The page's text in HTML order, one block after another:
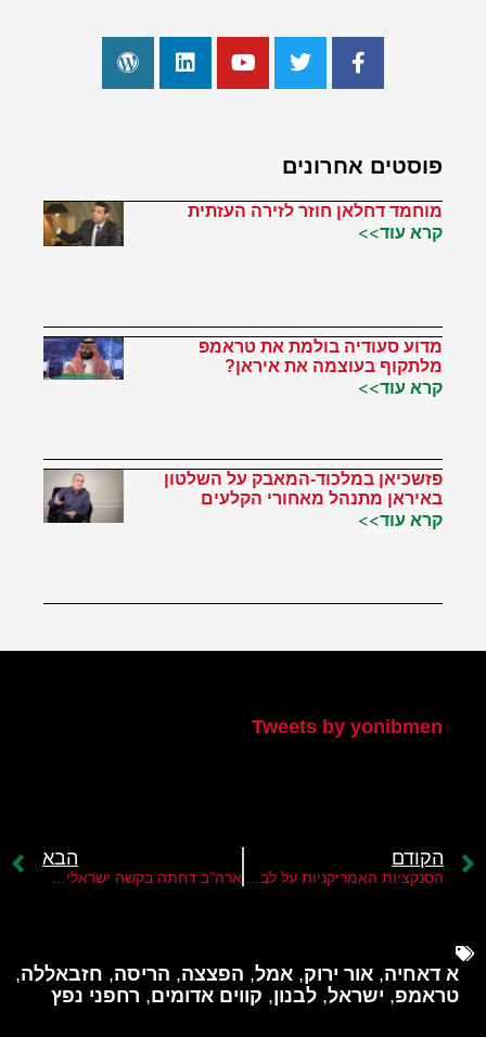
פוסטים אחרונים
מוחמד דחלאן חוזר לזירה העזתית
קרא עוד>>
מדוע סעודיה בולמת את טראמפ
מלתקוף בעוצמה את איראן?
קרא עוד>>
פזשכיאן במלכוד-המאבק על השלטון
באיראן מתנהל מאחורי הקלעים
קרא עוד>>
Tweets by yonibmen
הקודם הבא
א דאחיה, אור ירוק, אמל, הפצצה, הריסה, חזבאללה,
טראמפ, ישראל, לבנון, קווים אדומים, רחפני נפץ